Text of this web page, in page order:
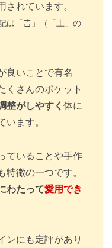
されています。
は「𠮷」（「土」の
良いことで有名
くさんのポケット
整がしやすく 体に
います。
ていることや手作
特徴の一つです。
わたって愛用でき
ンにも定評があり